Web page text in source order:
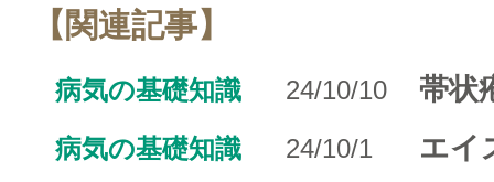
【関連記事】
病気の基礎知識 24/10/10 帯状
病気の基礎知識 24/10/1 エイ